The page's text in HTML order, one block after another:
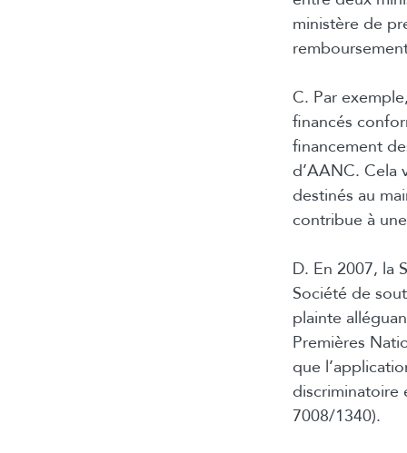
ministère de
C. Par
financés
financement
d’AANC. Cela
destinés au
contribue à
D. En 2007, la
Société de
plainte
Premières
que
discriminatoire
7008/1340).